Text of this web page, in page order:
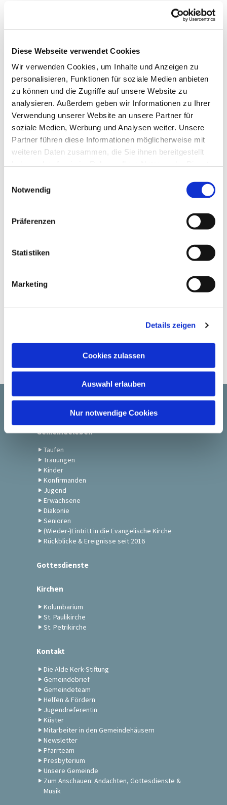
Diese Webseite verwendet Cookies
Wir verwenden Cookies, um Inhalte und Anzeigen zu
personalisieren, Funktionen für soziale Medien anbieten
zu können und die Zugriffe auf unsere Website zu
analysieren. Außerdem geben wir Informationen zu Ihrer
Verwendung unserer Website an unsere Partner für
soziale Medien, Werbung und Analysen weiter. Unsere
Partner führen diese Informationen möglicherweise mit
weiteren Daten zusammen, die Sie ihnen bereitgestellt
a
Notwendig
Präferenzen
Statistiken
Marketing
Details zeigen
Cookies zulassen
Auswahl erlauben
Nur notwendige Cookies
Dies könnte Sie auch
interessieren
Startseite
Gemeindeleben
Taufen
Trauungen
Kinder
Konfirmanden
Jugend
Erwachsene
Diakonie
Senioren
(Wieder-)Eintritt in die Evangelische Kirche
Rückblicke & Ereignisse seit 2016
Gottesdienste
Kirchen
Kolumbarium
St. Paulikirche
St. Petrikirche
Kontakt
Die Alde Kerk-Stiftung
Gemeindebrief
Gemeindeteam
Helfen & Fördern
Jugendreferentin
Küster
Mitarbeiter in den Gemeindehäusern
Newsletter
Pfarrteam
Presbyterium
Unsere Gemeinde
Zum Anschauen: Andachten, Gottesdienste &
Musik